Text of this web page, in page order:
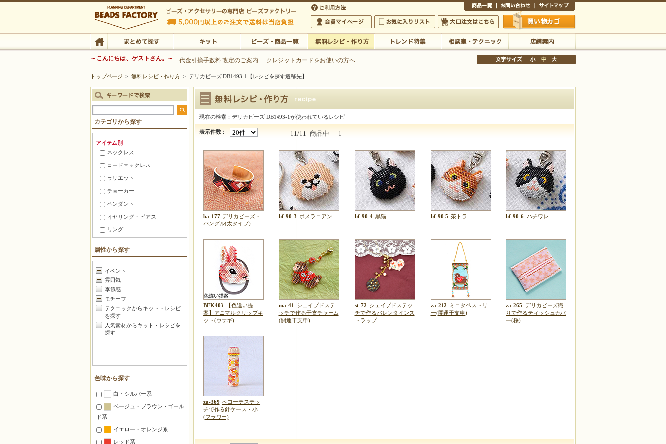
ビーズファクトリー ビーズ・パーツ・金具など・アクセサリーの専門店
ビーズ・アクセサリーの専門店 ビーズファクトリー 5,000円以上のご注文で送料は当店が負担いたします
ビーズ・アクセサリーの専門店 ビーズファクトリー 5,000円以上のご注文で送料は当店が負担いたします
会員マイページ
お気に入りリスト 大口注文はこちら 買い物かご
TOP まとめて探す キット
～こんにちは、ゲストさん。～ 代金引換手数料 改定のご案内 クレジットカードをお使いの方へ
トップページ > 無料レシピ・作り方 > デリカビーズ DB1493-1【レシピを探す遷移先】
デリカビーズ DB1493-1
現在の検索：デリカビーズ DB1493-1が使われているレシピ
表示件数： 11/11 商品中 1
ba-177 デリカビーズ・
バングル(太タイプ)
bf-90-3 ポメラニアン bf-90-4 黒猫 bf-90-5 茶トラ bf-90-6 ハチワレ
BFK403
【色違い提
案】アニマルクリップキ
ット(ウサギ)
ma-41 シェイプドステ
ッチで作る干支チャーム
(開運干支申)
st-72 シェイプドステッ
チで作るバレンタインス
トラップ
za-212
ミニタペストリ
ー(開運干支申)
za-265 デリカビーズ織
りで作るティッシュカバ
ー(桜)
za-369 ペヨーテステッ
チで作る針ケース・小
(フラワー)
カテゴリから探す
アイテム別
ネックレス
コードネックレス
ラリエット
チョーカー
ペンダント
イヤリング・ピアス
リング
ブローチ
足元アクセサリー
ヘアアクセサリー
セットアクセサリー
つるすインテリア
ファッション小物
メガネ・マスク 小物
キーホルダー・フック
チャーム
和小物・根付け
属性から探す
イベント
雰囲気
季節感
モチーフ
テクニックからキット・レシピ
を探す
人気素材からキット・レシピを
探す
色味から探す
白・シルバー系
ベージュ・ブラウン・ゴール
ド系
イエロー・オレンジ系
レッド系